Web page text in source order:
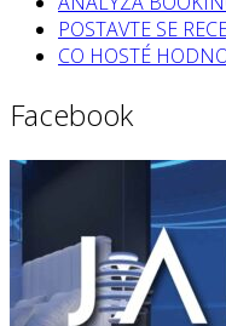
POSTAVTE SE
CO HOSTÉ
Facebook